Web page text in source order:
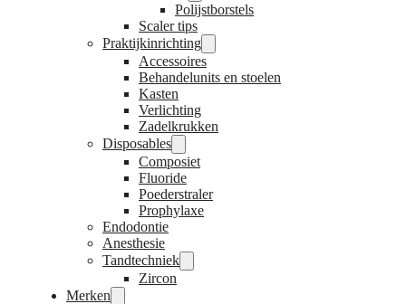
Polijstborstels
Scaler tips
Praktijkinrichting
Accessoires
Behandelunits en stoelen
Kasten
Verlichting
Zadelkrukken
Disposables
Composiet
Fluoride
Poederstraler
Prophylaxe
Endodontie
Anesthesie
Tandtechniek
Zircon
Merken